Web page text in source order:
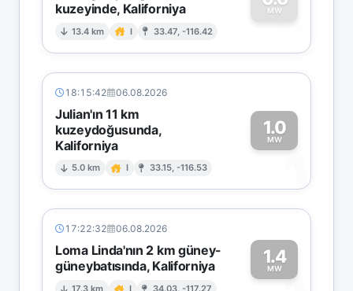
kuzeyinde, Kaliforniya
13.4 km I 33.47, -116.42
MW
0
18:15:42 06.08.2026
Julian'ın 11 km
kuzeydoğusunda,
Kaliforniya
5.0 km I 33.15, -116.53
1.0
MW
1
17:22:32 06.08.2026
Loma Linda'nın 2 km güney-
güneybatısında, Kaliforniya
17.3 km I 34.03, -117.27
1.4
MW